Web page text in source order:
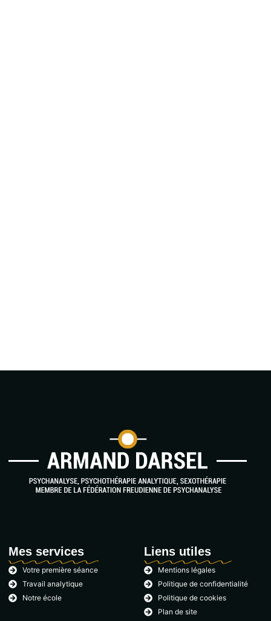
Mes services
Votre première séance
Travail analytique
Notre école
Liens utiles
Mentions légales
Politique de confidentialité
Politique de cookies
Plan de site